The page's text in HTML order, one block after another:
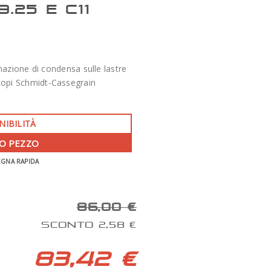
E C11
di condensa sulle lastre
Schmidt-Cassegrain
PEZZO
RAPIDA
86,00 €
SCONTO 2,58 €
83,42 €